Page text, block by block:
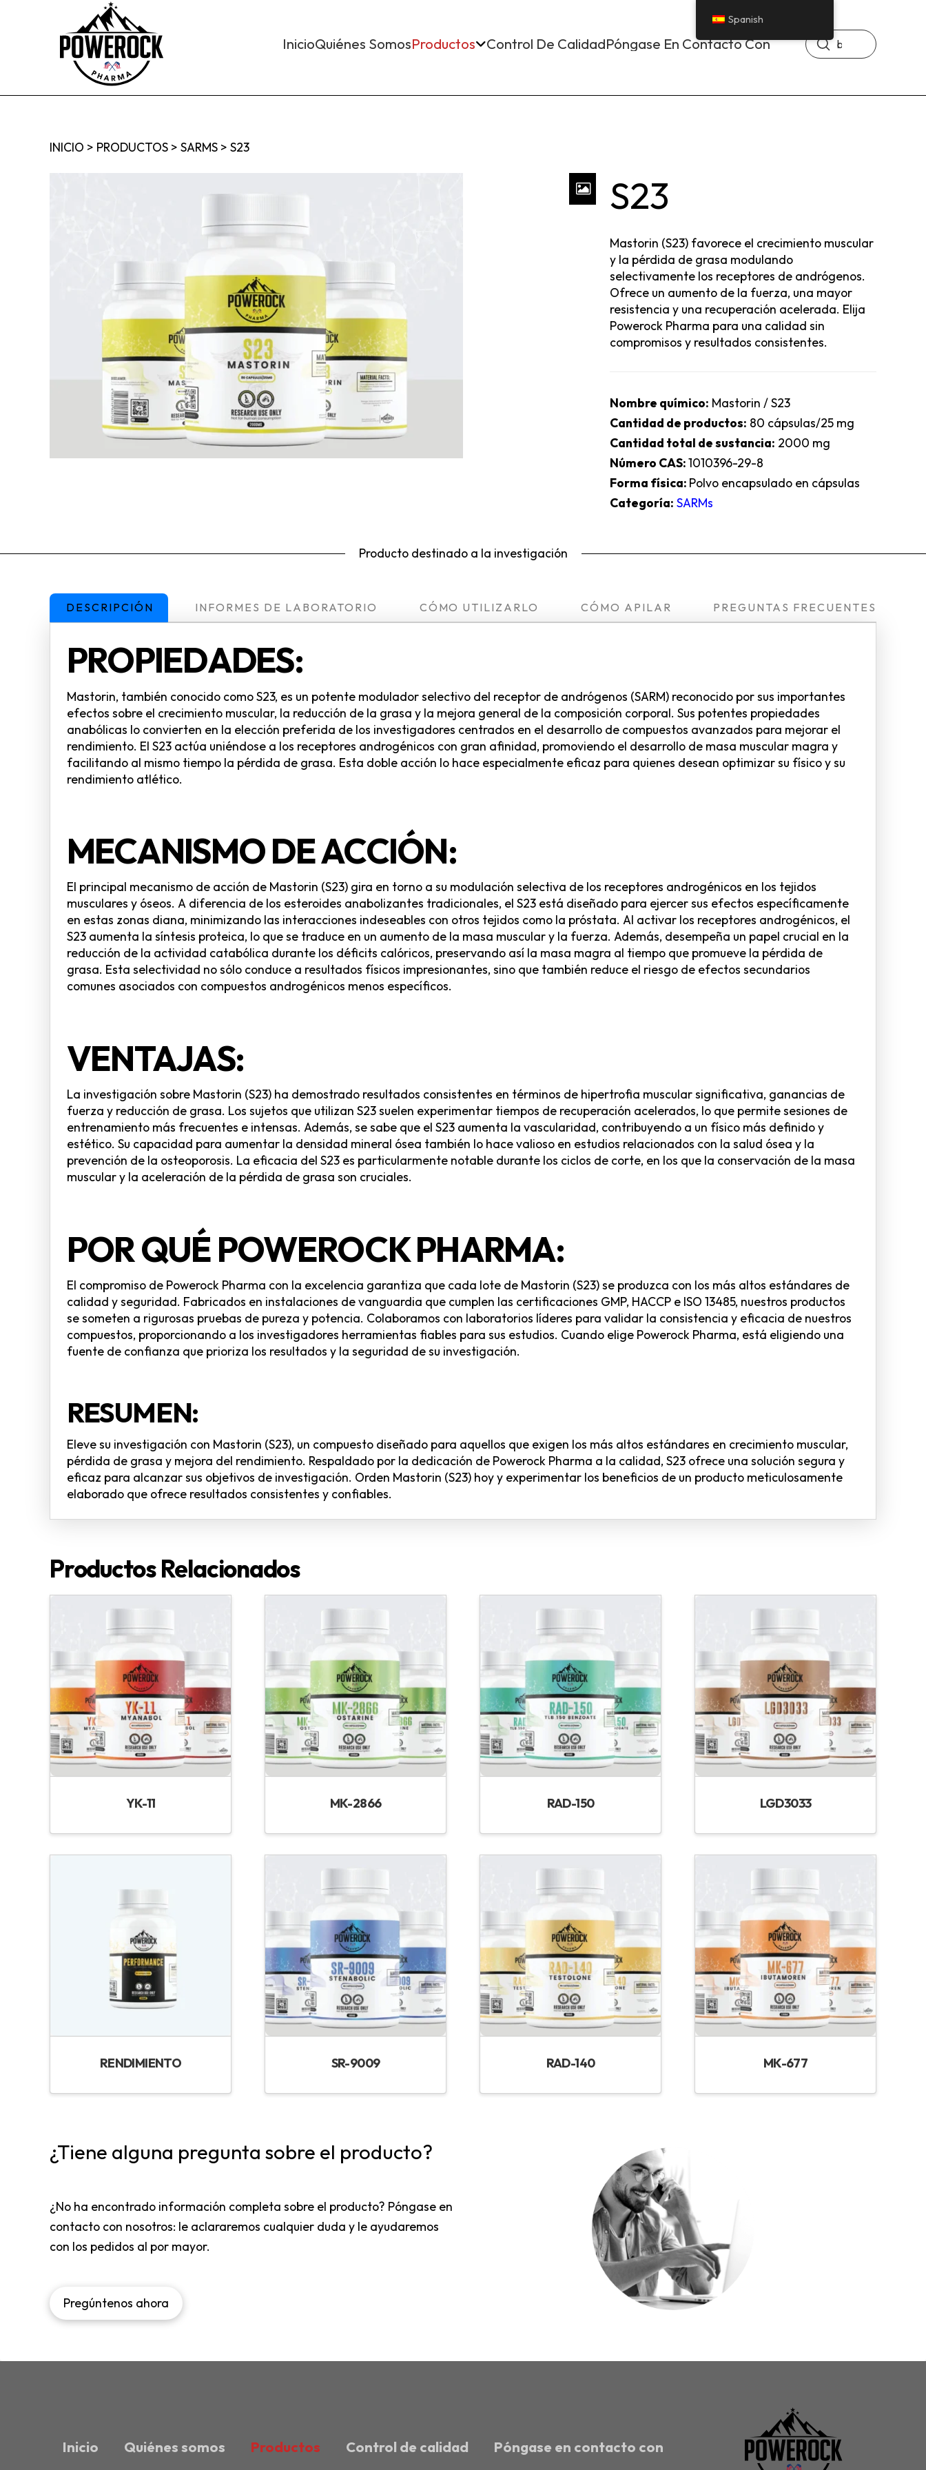
InicioQuiénes SomosProductos Control De CalidadPóngase En Contacto Con
Buscar
Enviar
INICIO > PRODUCTOS > SARMS > S23
S23
Mastorin (S23) favorece el crecimiento muscular
y la pérdida de grasa modulando
selectivamente los receptores de andrógenos.
Ofrece un aumento de la fuerza, una mayor
resistencia y una recuperación acelerada. Elija
Powerock Pharma para una calidad sin
compromisos y resultados consistentes.
Nombre químico: Mastorin / S23
Cantidad de productos: 80 cápsulas/25 mg
Cantidad total de sustancia: 2000 mg
Número CAS:1010396-29-8
Forma física: Polvo encapsulado en cápsulas
Categoría: SARMs
Producto destinado a la investigación
DESCRIPCIÓN INFORMES DE LABORATORIO CÓMO UTILIZARLO CÓMO APILAR PREGUNTAS FRECUENTES
PROPIEDADES:
Mastorin, también conocido como S23, es un potente modulador selectivo del receptor de andrógenos (SARM) reconocido por sus importantes
efectos sobre el crecimiento muscular, la reducción de la grasa y la mejora general de la composición corporal. Sus potentes propiedades
anabólicas lo convierten en la elección preferida de los investigadores centrados en el desarrollo de compuestos avanzados para mejorar el
rendimiento. El S23 actúa uniéndose a los receptores androgénicos con gran afinidad, promoviendo el desarrollo de masa muscular magra y
facilitando al mismo tiempo la pérdida de grasa. Esta doble acción lo hace especialmente eficaz para quienes desean optimizar su físico y su
rendimiento atlético.
MECANISMO DE ACCIÓN:
El principal mecanismo de acción de Mastorin (S23) gira en torno a su modulación selectiva de los receptores androgénicos en los tejidos
musculares y óseos. A diferencia de los esteroides anabolizantes tradicionales, el S23 está diseñado para ejercer sus efectos específicamente
en estas zonas diana, minimizando las interacciones indeseables con otros tejidos como la próstata. Al activar los receptores androgénicos, el
S23 aumenta la síntesis proteica, lo que se traduce en un aumento de la masa muscular y la fuerza. Además, desempeña un papel crucial en la
reducción de la actividad catabólica durante los déficits calóricos, preservando así la masa magra al tiempo que promueve la pérdida de
grasa. Esta selectividad no sólo conduce a resultados físicos impresionantes, sino que también reduce el riesgo de efectos secundarios
comunes asociados con compuestos androgénicos menos específicos.
VENTAJAS:
La investigación sobre Mastorin (S23) ha demostrado resultados consistentes en términos de hipertrofia muscular significativa, ganancias de
fuerza y reducción de grasa. Los sujetos que utilizan S23 suelen experimentar tiempos de recuperación acelerados, lo que permite sesiones de
entrenamiento más frecuentes e intensas. Además, se sabe que el S23 aumenta la vascularidad, contribuyendo a un físico más definido y
estético. Su capacidad para aumentar la densidad mineral ósea también lo hace valioso en estudios relacionados con la salud ósea y la
prevención de la osteoporosis. La eficacia del S23 es particularmente notable durante los ciclos de corte, en los que la conservación de la masa
muscular y la aceleración de la pérdida de grasa son cruciales.
POR QUÉ POWEROCK PHARMA:
El compromiso de Powerock Pharma con la excelencia garantiza que cada lote de Mastorin (S23) se produzca con los más altos estándares de
calidad y seguridad. Fabricados en instalaciones de vanguardia que cumplen las certificaciones GMP, HACCP e ISO 13485, nuestros productos
se someten a rigurosas pruebas de pureza y potencia. Colaboramos con laboratorios líderes para validar la consistencia y eficacia de nuestros
compuestos, proporcionando a los investigadores herramientas fiables para sus estudios. Cuando elige Powerock Pharma, está eligiendo una
fuente de confianza que prioriza los resultados y la seguridad de su investigación.
RESUMEN:
Eleve su investigación con Mastorin (S23), un compuesto diseñado para aquellos que exigen los más altos estándares en crecimiento muscular,
pérdida de grasa y mejora del rendimiento. Respaldado por la dedicación de Powerock Pharma a la calidad, S23 ofrece una solución segura y
eficaz para alcanzar sus objetivos de investigación. Orden Mastorin (S23) hoy y experimentar los beneficios de un producto meticulosamente
elaborado que ofrece resultados consistentes y confiables.
Productos Relacionados
YK-11 MK-2866 RAD-150 LGD3033
RENDIMIENTO SR-9009 RAD-140 MK-677
¿Tiene alguna pregunta sobre el producto?
¿No ha encontrado información completa sobre el producto? Póngase en
contacto con nosotros: le aclararemos cualquier duda y le ayudaremos
con los pedidos al por mayor.
Pregúntenos ahora
Inicio Quiénes somos Productos Control de calidad Póngase en contacto con
Spanish